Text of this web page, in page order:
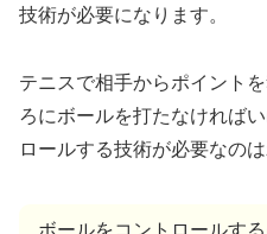
技術が必要になります。
テニスで相手からポイント
ろにボールを打たなければ
ロールする技術が必要なの
ボールをコントロールす